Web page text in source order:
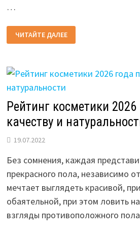
…
МОДНЫЕ
СТРИЖКИ
НА
2026
ЧИТАЙТЕ ДАЛЕЕ
Рейтинг косметики
качеству и
19.07.2022
Без сомнения, каждая
прекрасного пола, независимо
мечтает выглядеть красивой,
обаятельной, при этом ловить
взгляды противоположного